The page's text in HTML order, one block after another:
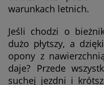
warunkach letnich.
Jeśli chodzi o
dużo płytszy, a
opony z
daje? Przede
suchej jezdni i